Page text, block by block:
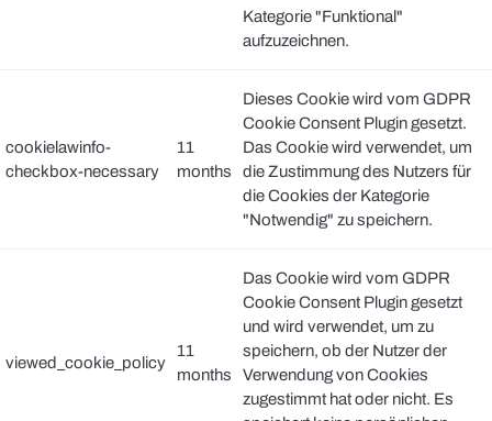
Kategorie "Funktional"
aufzuzeichnen.
cookielawinfo-
checkbox-necessary
11
months
Dieses Cookie wird vom GDPR
Cookie Consent Plugin gesetzt.
Das Cookie wird verwendet, um
die Zustimmung des Nutzers für
die Cookies der Kategorie
"Notwendig" zu speichern.
viewed_cookie_policy
11
months
Das Cookie wird vom GDPR
Cookie Consent Plugin gesetzt
und wird verwendet, um zu
speichern, ob der Nutzer der
Verwendung von Cookies
zugestimmt hat oder nicht. Es